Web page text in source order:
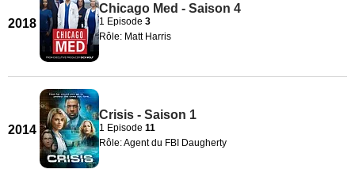
2018
Chicago Med - Saison 4
1 Episode 3
Rôle: Matt Harris
2014
Crisis - Saison 1
1 Episode 11
Rôle: Agent du FBI Daugherty